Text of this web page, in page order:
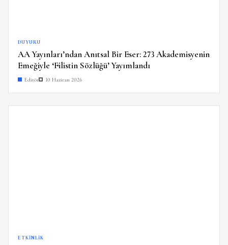
DUYURU
AA Yayınları’ndan Anıtsal Bir Eser: 273 Akademisyenin
Emeğiyle ‘Filistin Sözlüğü’ Yayımlandı
Editör 10 Haziran 2026
ETKINLIK